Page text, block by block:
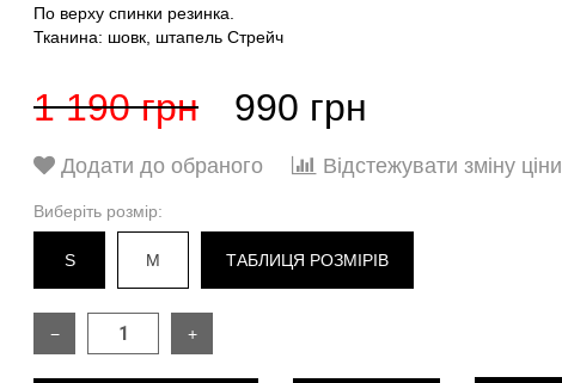
По верху спинки резинка.
Тканина: шовк, штапель Стрейч
1 190 грн 990 грн
Додати до обраного Відстежувати зміну ціни
Виберіть розмір:
S M ТАБЛИЦЯ РОЗМІРІВ
− +